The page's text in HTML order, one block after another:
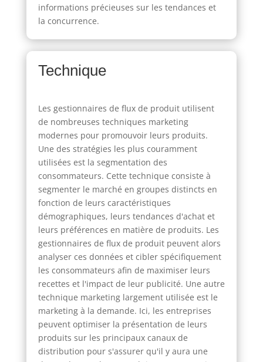
informations précieuses sur les tendances et
la concurrence.
Technique
Les gestionnaires de flux de produit utilisent
de nombreuses techniques marketing
modernes pour promouvoir leurs produits.
Une des stratégies les plus couramment
utilisées est la segmentation des
consommateurs. Cette technique consiste à
segmenter le marché en groupes distincts en
fonction de leurs caractéristiques
démographiques, leurs tendances d'achat et
leurs préférences en matière de produits. Les
gestionnaires de flux de produit peuvent alors
analyser ces données et cibler spécifiquement
les consommateurs afin de maximiser leurs
recettes et l'impact de leur publicité. Une autre
technique marketing largement utilisée est le
marketing à la demande. Ici, les entreprises
peuvent optimiser la présentation de leurs
produits sur les principaux canaux de
distribution pour s'assurer qu'il y aura une